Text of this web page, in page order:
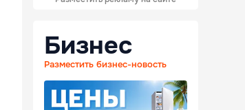
Бизнес
Разместить бизнес-новость